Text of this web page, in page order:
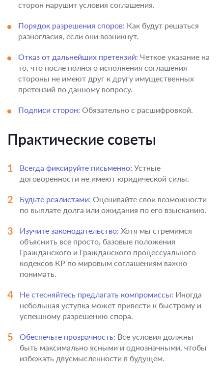
сторон нарушит условия соглашения.
Порядок разрешения споров: Как будут решаться
разногласия, если они возникнут.
Отказ от дальнейших претензий: Четкое указание на
то, что после полного исполнения соглашения
стороны не имеют друг к другу имущественных
претензий по данному вопросу.
Подписи сторон: Обязательно с расшифровкой.
Практические советы
Всегда фиксируйте письменно: Устные
договоренности не имеют юридической силы.
Будьте реалистами: Оценивайте свои возможности
по выплате долга или ожидания по его взысканию.
Изучите законодательство: Хотя мы стремимся
объяснить все просто, базовые положения
Гражданского и Гражданского процессуального
кодексов КР по мировым соглашениям важно
понимать.
Не стесняйтесь предлагать компромиссы: Иногда
небольшая уступка может привести к быстрому и
успешному разрешению спора.
Обеспечьте прозрачность: Все условия должны
быть максимально ясными и однозначными, чтобы
избежать двусмысленности в будущем.